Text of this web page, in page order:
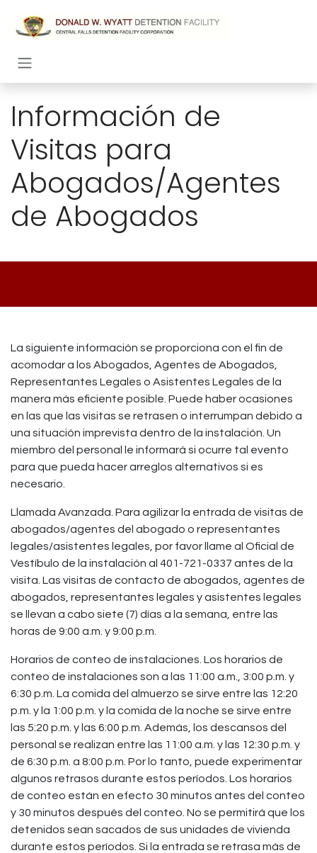
Información de
Visitas para
Abogados/Agentes
de Abogados
La siguiente información se proporciona con el fin de
acomodar a los Abogados, Agentes de Abogados,
Representantes Legales o Asistentes Legales de la
manera más eficiente posible. Puede haber ocasiones
en las que las visitas se retrasen o interrumpan debido a
una situación imprevista dentro de la instalación. Un
miembro del personal le informará si ocurre tal evento
para que pueda hacer arreglos alternativos si es
necesario.
Llamada Avanzada. Para agilizar la entrada de visitas de
abogados/agentes del abogado o representantes
legales/asistentes legales, por favor llame al Oficial de
Vestíbulo de la instalación al 401-721-0337 antes de la
visita. Las visitas de contacto de abogados, agentes de
abogados, representantes legales y asistentes legales
se llevan a cabo siete (7) días a la semana, entre las
horas de 9:00 a.m. y 9:00 p.m.
Horarios de conteo de instalaciones. Los horarios de
conteo de instalaciones son a las 11:00 a.m., 3:00 p.m. y
6:30 p.m. La comida del almuerzo se sirve entre las 12:20
p.m. y la 1:00 p.m. y la comida de la noche se sirve entre
las 5:20 p.m. y las 6:00 p.m. Además, los descansos del
personal se realizan entre las 11:00 a.m. y las 12:30 p.m. y
de 6:30 p.m. a 8:00 p.m. Por lo tanto, puede experimentar
algunos retrasos durante estos períodos. Los horarios
de conteo están en efecto 30 minutos antes del conteo
y 30 minutos después del conteo. No se permitirá que los
detenidos sean sacados de sus unidades de vivienda
durante estos períodos. Si la entrada se retrasa más de